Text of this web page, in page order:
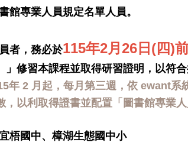
館專業人員規定名單人員。
者，務必於115年2月26日(四)
修習本課程並取得研習證明，以符
年 2 月起，每月第三週，依 ewant
以利取得證書並配置「圖書館專業人
梧國中、樟湖生態國中小